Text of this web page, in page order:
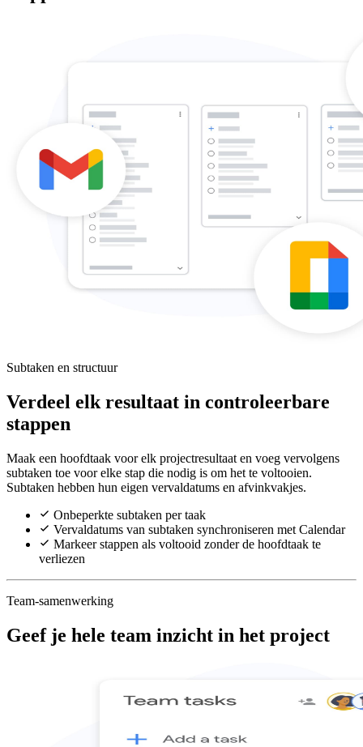
Subtaken en structuur
Verdeel elk resultaat in controleerbare
stappen
Maak een hoofdtaak voor elk projectresultaat en voeg vervolgens
subtaken toe voor elke stap die nodig is om het te voltooien.
Subtaken hebben hun eigen vervaldatums en afvinkvakjes.
Onbeperkte subtaken per taak
Vervaldatums van subtaken synchroniseren met Calendar
Markeer stappen als voltooid zonder de hoofdtaak te
verliezen
Team-samenwerking
Geef je hele team inzicht in het project